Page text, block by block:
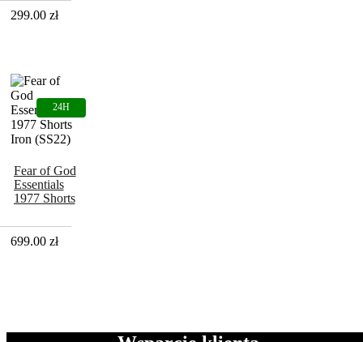
299.00 zł
Fear of God
Essentials
1977 Shorts
699.00 zł